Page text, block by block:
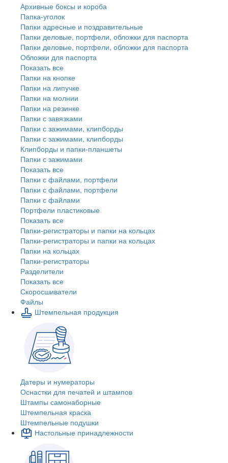
Архивные боксы и короба
Папка-уголок
Папки адресные и поздравительные
Папки деловые, портфели, обложки для паспорта
Папки деловые, портфели, обложки для паспорта
Обложки для паспорта
Показать все
Папки на кнопке
Папки на липучке
Папки на молнии
Папки на резинке
Папки с завязками
Папки с зажимами, клипборды
Папки с зажимами, клипборды
Клипборды и папки-планшеты
Папки с зажимами
Показать все
Папки с файлами, портфели
Папки с файлами, портфели
Папки с файлами
Портфели пластиковые
Показать все
Папки-регистраторы и папки на кольцах
Папки-регистраторы и папки на кольцах
Папки на кольцах
Папки-регистраторы
Разделители
Показать все
Скоросшиватели
Файлы
Штемпельная продукция
Датеры и нумераторы
Оснастки для печатей и штампов
Штампы самонаборные
Штемпельная краска
Штемпельные подушки
Настольные принадлежности